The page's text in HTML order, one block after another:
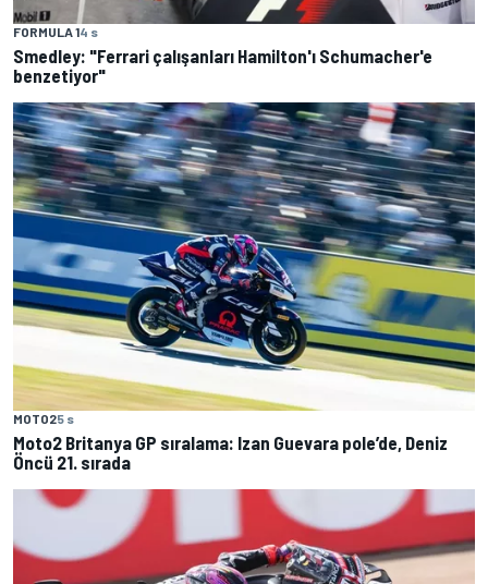
FORMULA 14 s
Smedley: "Ferrari çalışanları Hamilton'ı Schumacher'e
benzetiyor"
MOTO25 s
Moto2 Britanya GP sıralama: Izan Guevara pole’de, Deniz
Öncü 21. sırada